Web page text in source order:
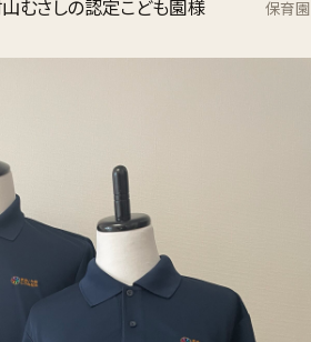
むさしの認定こども園様 保育園